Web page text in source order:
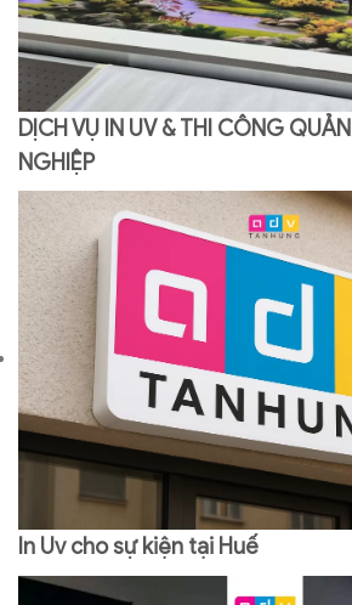
DỊCH VỤ IN UV & THI CÔNG
NGHIỆP
In Uv cho sự kiện tại Huế